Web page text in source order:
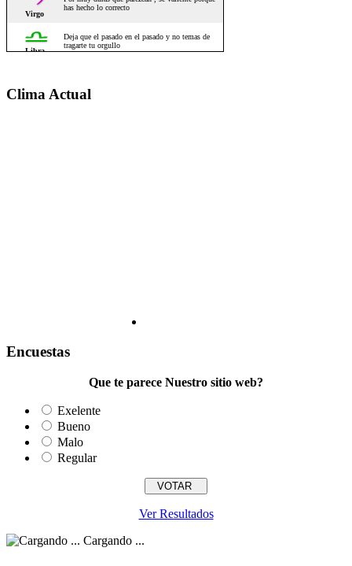
Clima Actual
Encuestas
Que te parece Nuestro sitio web?
Exelente
Bueno
Malo
Regular
Ver Resultados
Cargando ...